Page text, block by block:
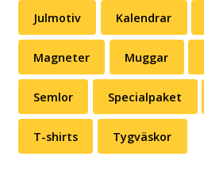
Julmotiv Kalendrar
Magneter Muggar
Semlor Specialpaket
T-shirts Tygväskor